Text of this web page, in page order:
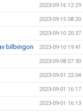
2023-09-16 12:29
2023-09-15 08:20
2023-09-10 20:37
bilbingon 2023-09-10 19:41
2023-09-08 07:30
2023-09-01 22:04
2023-09-01 16:17
2023-09-01 16:13